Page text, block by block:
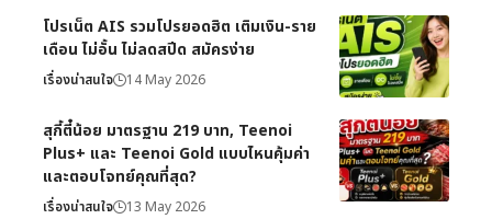
โปรเน็ต AIS รวมโปรยอดฮิต เติมเงิน-ราย
เดือน ไม่อั้น ไม่ลดสปีด สมัครง่าย
เรื่องน่าสนใจ 14 May 2026
สุกี้ตี๋น้อย มาตรฐาน 219 บาท, Teenoi
Plus+ และ Teenoi Gold แบบไหนคุ้มค่า
และตอบโจทย์คุณที่สุด?
เรื่องน่าสนใจ 13 May 2026